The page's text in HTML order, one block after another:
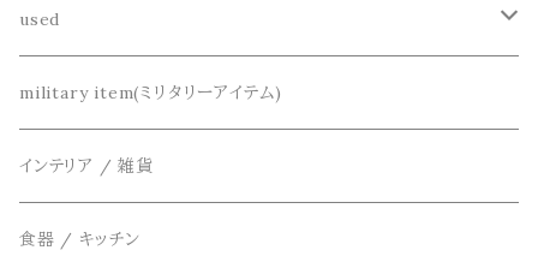
dros dro(ドロスドロ)
DETAIL(ディティール)
THE FLAVOR DESIGN(ザ フレーバーデザイン)
FOB FACTORY(エフオービーファクトリー)
カーディガン
財布、コインケース、マネークリップ
鞄
used
リメイク
アクセサリー
military item(ミリタリーアイテム)
インテリア / 雑貨
食器 / キッチン